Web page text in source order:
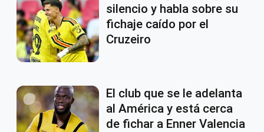
silencio y habla sobre su
fichaje caído por el
Cruzeiro
El club que se le adelanta
al América y está cerca
de fichar a Enner Valencia